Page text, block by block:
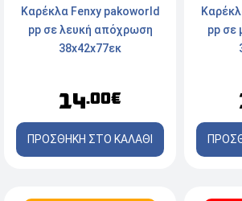
Καρέκλα Fenxy pakoworld
pp σε λευκή απόχρωση
38x42x77εκ
14.00€
ΠΡΟΣΘΗΚΗ ΣΤΟ ΚΑΛΑΘΙ
pp σε